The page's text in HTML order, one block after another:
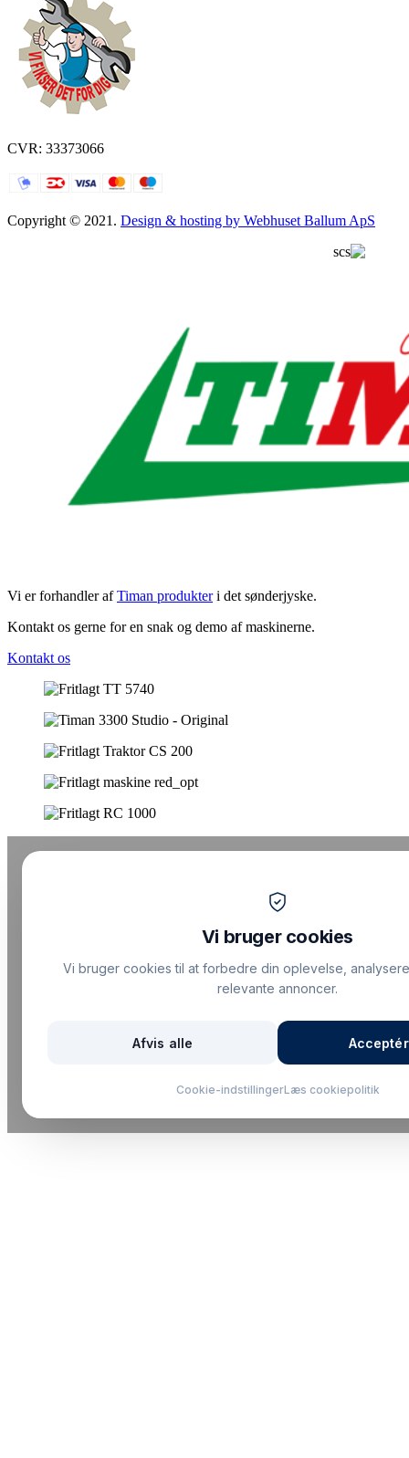
CVR: 33373066
Copyright © 2021. Design & hosting by Webhuset Ballum ApS
Vi er forhandler afTiman produkteri det sønderjyske.
Kontakt os gerne for en snak og demo af maskinerne.
Kontakt os